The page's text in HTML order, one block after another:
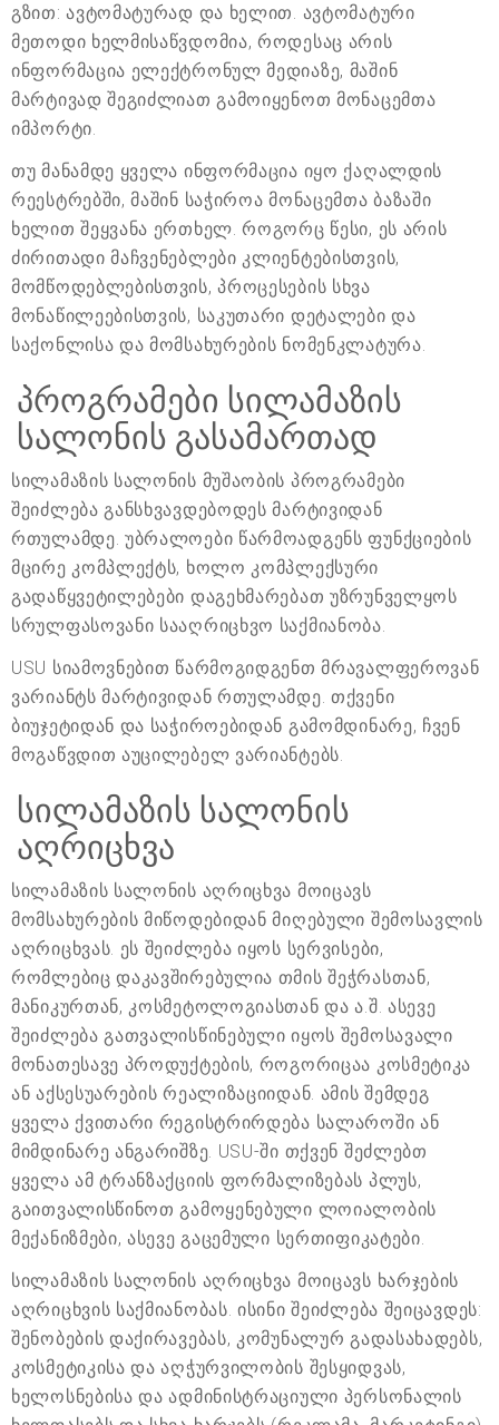
გზით: ავტომატურად და ხელით. ავტომატური
მეთოდი ხელმისაწვდომია, როდესაც არის
ინფორმაცია ელექტრონულ მედიაზე, მაშინ
მარტივად შეგიძლიათ გამოიყენოთ მონაცემთა
იმპორტი.
თუ მანამდე ყველა ინფორმაცია იყო ქაღალდის
რეესტრებში, მაშინ საჭიროა მონაცემთა ბაზაში
ხელით შეყვანა ერთხელ. როგორც წესი, ეს არის
ძირითადი მაჩვენებლები კლიენტებისთვის,
მომწოდებლებისთვის, პროცესების სხვა
მონაწილეებისთვის, საკუთარი დეტალები და
საქონლისა და მომსახურების ნომენკლატურა.
პროგრამები სილამაზის
სალონის გასამართად
სილამაზის სალონის მუშაობის პროგრამები
შეიძლება განსხვავდებოდეს მარტივიდან
რთულამდე. უბრალოები წარმოადგენს ფუნქციების
მცირე კომპლექტს, ხოლო კომპლექსური
გადაწყვეტილებები დაგეხმარებათ უზრუნველყოს
სრულფასოვანი სააღრიცხვო საქმიანობა.
USU სიამოვნებით წარმოგიდგენთ მრავალფეროვან
ვარიანტს მარტივიდან რთულამდე. თქვენი
ბიუჯეტიდან და საჭიროებიდან გამომდინარე, ჩვენ
მოგაწვდით აუცილებელ ვარიანტებს.
სილამაზის სალონის
აღრიცხვა
სილამაზის სალონის აღრიცხვა მოიცავს
მომსახურების მიწოდებიდან მიღებული შემოსავლის
აღრიცხვას. ეს შეიძლება იყოს სერვისები,
რომლებიც დაკავშირებულია თმის შეჭრასთან,
მანიკურთან, კოსმეტოლოგიასთან და ა.შ. ასევე
შეიძლება გათვალისწინებული იყოს შემოსავალი
მონათესავე პროდუქტების, როგორიცაა კოსმეტიკა
ან აქსესუარების რეალიზაციიდან. ამის შემდეგ
ყველა ქვითარი რეგისტრირდება სალაროში ან
მიმდინარე ანგარიშზე. USU-ში თქვენ შეძლებთ
ყველა ამ ტრანზაქციის ფორმალიზებას პლუს,
გაითვალისწინოთ გამოყენებული ლოიალობის
მექანიზმები, ასევე გაცემული სერთიფიკატები.
სილამაზის სალონის აღრიცხვა მოიცავს ხარჯების
აღრიცხვის საქმიანობას. ისინი შეიძლება შეიცავდეს:
შენობების დაქირავებას, კომუნალურ გადასახადებს,
კოსმეტიკისა და აღჭურვილობის შესყიდვას,
ხელოსნებისა და ადმინისტრაციული პერსონალის